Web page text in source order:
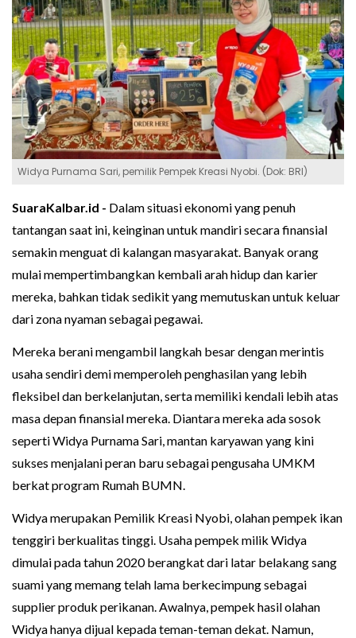
Widya Purnama Sari, pemilik Pempek Kreasi Nyobi. (Dok: BRI)
SuaraKalbar.id - Dalam situasi ekonomi yang penuh
tantangan saat ini, keinginan untuk mandiri secara finansial
semakin menguat di kalangan masyarakat. Banyak orang
mulai mempertimbangkan kembali arah hidup dan karier
mereka, bahkan tidak sedikit yang memutuskan untuk keluar
dari zona nyaman sebagai pegawai.
Mereka berani mengambil langkah besar dengan merintis
usaha sendiri demi memperoleh penghasilan yang lebih
fleksibel dan berkelanjutan, serta memiliki kendali lebih atas
masa depan finansial mereka. Diantara mereka ada sosok
seperti Widya Purnama Sari, mantan karyawan yang kini
sukses menjalani peran baru sebagai pengusaha UMKM
berkat program Rumah BUMN.
Widya merupakan Pemilik Kreasi Nyobi, olahan pempek ikan
tenggiri berkualitas tinggi. Usaha pempek milik Widya
dimulai pada tahun 2020 berangkat dari latar belakang sang
suami yang memang telah lama berkecimpung sebagai
supplier produk perikanan. Awalnya, pempek hasil olahan
Widya hanya dijual kepada teman-teman dekat. Namun,